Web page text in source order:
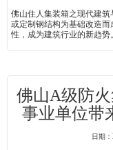
佛山住人集装箱之现代建
或定制钢结构为基础改造
性，成为建筑行业的新趋势
佛山A级防
事业单位带
日期：